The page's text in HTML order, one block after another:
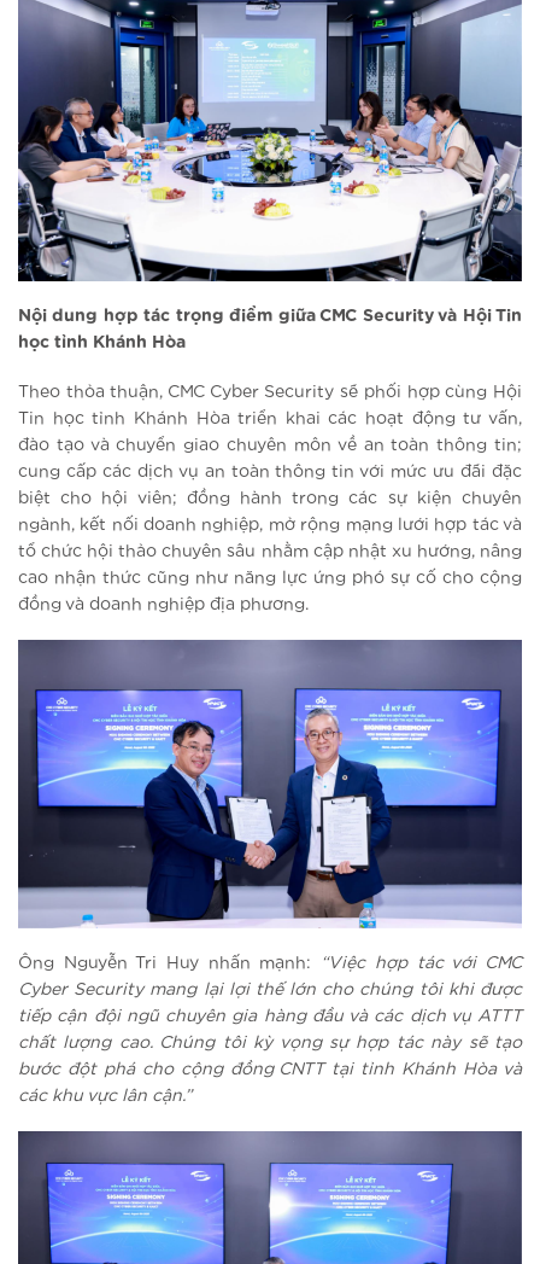
Nội dung hợp tác trọng điểm giữa CMC Security và Hội Tin
học tỉnh Khánh Hòa
Theo thỏa thuận, CMC Cyber Security sẽ phối hợp cùng Hội
Tin học tỉnh Khánh Hòa triển khai các hoạt động tư vấn,
đào tạo và chuyển giao chuyên môn về an toàn thông tin;
cung cấp các dịch vụ an toàn thông tin với mức ưu đãi đặc
biệt cho hội viên; đồng hành trong các sự kiện chuyên
ngành, kết nối doanh nghiệp, mở rộng mạng lưới hợp tác và
tổ chức hội thảo chuyên sâu nhằm cập nhật xu hướng, nâng
cao nhận thức cũng như năng lực ứng phó sự cố cho cộng
đồng và doanh nghiệp địa phương.
Ông Nguyễn Tri Huy nhấn mạnh:
“Việc hợp tác với CMC
Cyber Security mang lại lợi thế lớn cho chúng tôi khi được
tiếp cận đội ngũ chuyên gia hàng đầu và các dịch vụ ATTT
chất lượng cao. Chúng tôi kỳ vọng sự hợp tác này sẽ tạo
bước đột phá cho cộng đồng CNTT tại tỉnh Khánh Hòa và
các khu vực lân cận.”